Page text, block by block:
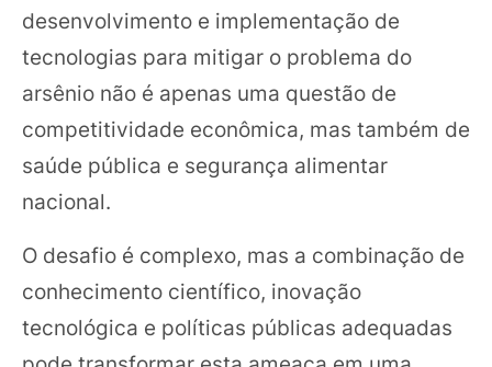
desenvolvimento e implementação de
tecnologias para mitigar o problema do
arsênio não é apenas uma questão de
competitividade econômica, mas também de
saúde pública e segurança alimentar
nacional.
O desafio é complexo, mas a combinação de
conhecimento científico, inovação
tecnológica e políticas públicas adequadas